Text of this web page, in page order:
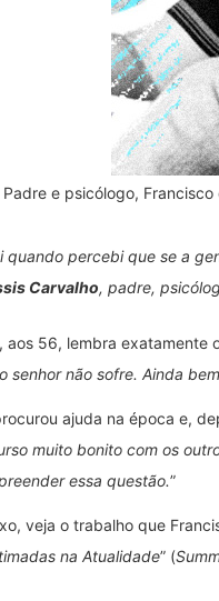
Padre e psicólogo,
quando percebi que se a
Carvalho, padre,
aos 56, lembra exatamente
senhor não sofre. Ainda
ajuda na época e,
muito bonito com os
essa questão.”
veja o trabalho que
na Atualidade” (